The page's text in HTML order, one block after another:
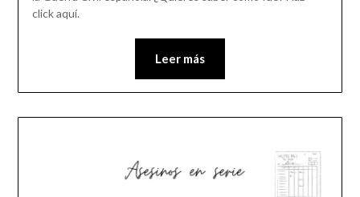
click aquí.
Leer más